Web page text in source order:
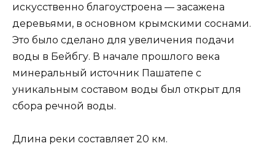
искусственно благоустроена — засажена
деревьями, в основном крымскими соснами.
Это было сделано для увеличения подачи
воды в Бейбгу. В начале прошлого века
минеральный источник Пашатепе с
уникальным составом воды был открыт для
сбора речной воды.
Длина реки составляет 20 км.